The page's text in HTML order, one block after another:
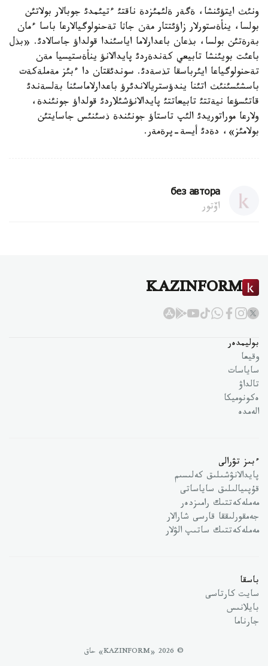
ونئث ايتؤئنشا، ةگةر ةلئمئزدة ناقتئ ءتيئمدئ جوبالار بولاتئن
بولسا، ينأةستورلار زاؤئتتار مةن جاثا تةحنولوگيالارعا باسا ءمان
بةرةتئن بولسا، بذعان باعدارلاما اياسئندا قولداؤ جاسالادئ. «بذل
باعئت بويئنشا تابيعي كةندةردئ پايدالانؤ ينأةستيسيا مةن
تةحنولوگياعا ايئرباسقا تذسةدئ. سوندئقتان دا ءبئز مةملةكةت
باسشئسئنئث اتئنا يندؤستريالاندئرؤ باعدارلاماسئنا بةلسةندئ
قاتئسؤعا نيةتتئ تابيعاتتئ پايدالانؤشئلاردئ قولداؤ جونئندة،
ولارعا موراتوريدئ الئپ تاستاؤ جونئندة ذسئنئس جاسايتئن
بولامئز»، دةدئ أيسة-پرةمةر.
без автора
اۆتور
KAZINFORM
بوليمدەر
وقيعا
ساياسات
تالداۋ
ەكونوميكا
الەمدە
ءبىز تۋرالى
پايدالانۋشىلىق كەلىسىم
قۇپىيالىلىق ساياساتى
مەملەكەتتىك رامىزدەر
جەمقورلىققا قارسى شارالار
مەملەكەتتىك ساتىپ الۋلار
باسقا
سايت كارتاسى
بايلانىس
جارناما
© 2026 «KAZINFORM» حاق